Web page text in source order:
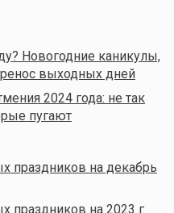
Новогодние каникулы,
выходных дней
2024 года: не так
пугают
праздников на декабрь
праздников на 2023 г.